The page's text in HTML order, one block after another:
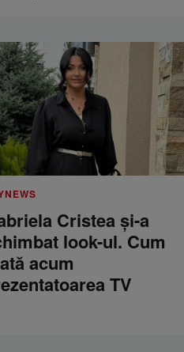
Cristea și-a
look-ul. Cum
acum
TV